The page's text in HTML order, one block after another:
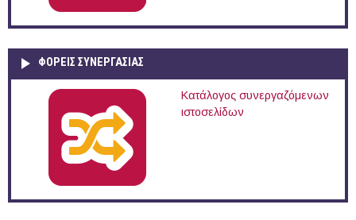
ΦΟΡΕΙΣ ΣΥΝΕΡΓΑΣΙΑΣ
Κατάλογος συνεργαζόμενων
ιστοσελίδων